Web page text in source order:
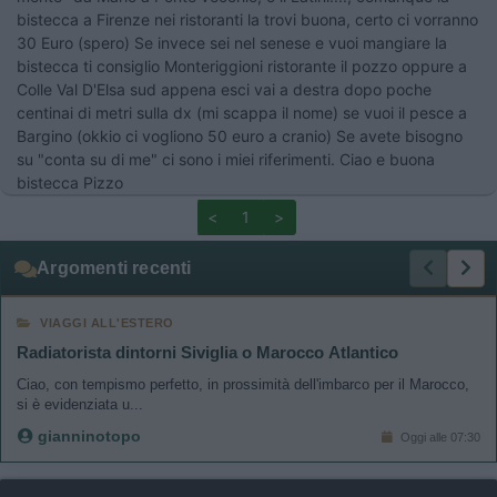
bistecca a Firenze nei ristoranti la trovi buona, certo ci vorranno
30 Euro (spero) Se invece sei nel senese e vuoi mangiare la
bistecca ti consiglio Monteriggioni ristorante il pozzo oppure a
Colle Val D'Elsa sud appena esci vai a destra dopo poche
centinai di metri sulla dx (mi scappa il nome) se vuoi il pesce a
Bargino (okkio ci vogliono 50 euro a cranio) Se avete bisogno
su "conta su di me" ci sono i miei riferimenti. Ciao e buona
bistecca Pizzo
<
1 >
Argomenti recenti
VIAGGI ALL'ESTERO
Radiatorista dintorni Siviglia o Marocco Atlantico
Ciao, con tempismo perfetto, in prossimità dell'imbarco per il Marocco,
si è evidenziata u...
gianninotopo Oggi alle 07:30